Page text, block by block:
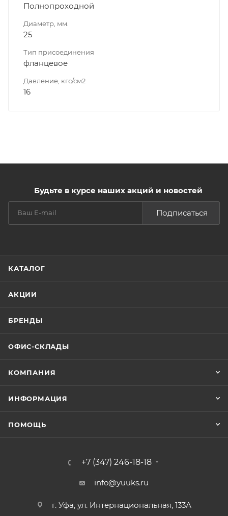
Полнопроходной
Диаметр, мм.
25
Тип присоединения
фланцевое
Давление, кгс/см2
16
Будьте в курсе наших акций и новостей
Подписаться
КАТАЛОГ
АКЦИИ
БРЕНДЫ
ОФИС-СКЛАДЫ
КОМПАНИЯ
ИНФОРМАЦИЯ
ПОМОЩЬ
+7 (347) 246-18-18
info@yuuks.ru
г. Уфа, ул. Интернациональная, 133А